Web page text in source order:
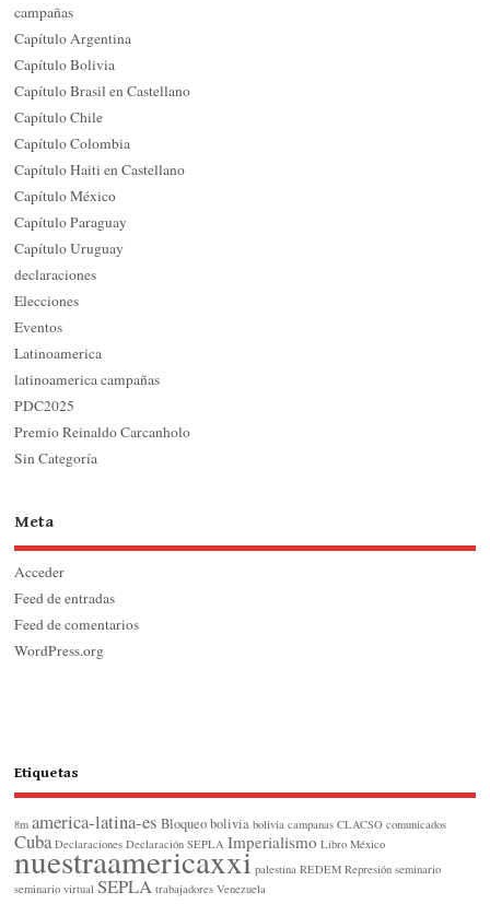
campañas
Capítulo Argentina
Capítulo Bolivia
Capítulo Brasil en Castellano
Capítulo Chile
Capítulo Colombia
Capítulo Haiti en Castellano
Capítulo México
Capítulo Paraguay
Capítulo Uruguay
declaraciones
Elecciones
Eventos
Latinoamerica
latinoamerica campañas
PDC2025
Premio Reinaldo Carcanholo
Sin Categoría
Meta
Acceder
Feed de entradas
Feed de comentarios
WordPress.org
Etiquetas
8m america-latina-es Bloqueo bolivia bolivia campanas CLACSO comunicados
Cuba Declaraciones Declaración SEPLA Imperialismo Libro México
nuestraamericaxxi palestina REDEM Represión seminario
seminario virtual SEPLA trabajadores Venezuela